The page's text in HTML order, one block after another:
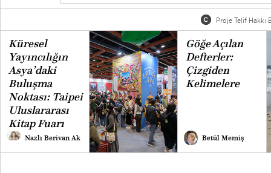
Proje Telif Hakkı
Küresel
Yayıncılığın
Asya’daki
Buluşma
Noktası: Taipei
Uluslararası
Kitap Fuarı
Nazlı Berivan Ak
Göğe Açılan
Defterler:
Çizgiden
Kelimelere
Betül Memiş